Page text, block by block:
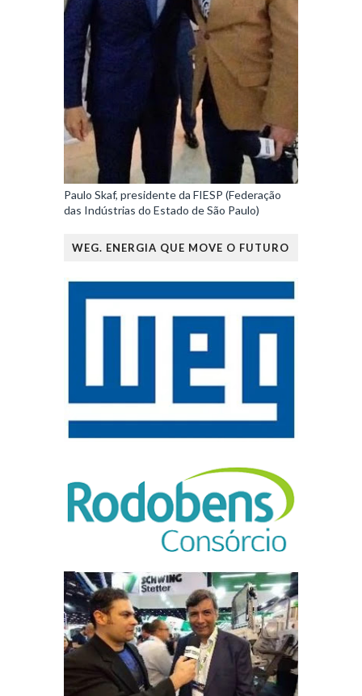
Paulo Skaf, presidente da FIESP (Federação
das Indústrias do Estado de São Paulo)
WEG. ENERGIA QUE MOVE O FUTURO